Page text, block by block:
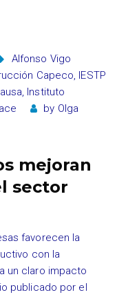
Alfonso Vigo
Capeco, IESTP
, Instituto
by Olga
mejoran
sector
favorecen la
con la
un claro impacto
publicado por el